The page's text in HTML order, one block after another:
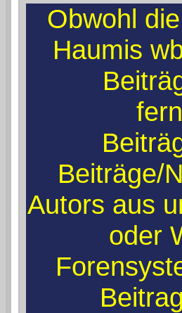
Obwohl
Haumis
Beiträge/
Autors aus
oder